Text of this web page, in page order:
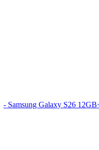
טלפון סלולרי (Samsung Galaxy S26 12GB+256GB (SM-S942B/DS) -